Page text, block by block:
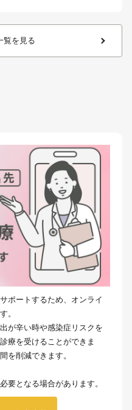
覧を見る
ポートするため、オンライ
。
が辛い時や感染症リスクを
療を受けることができま
を削減できます。
要となる場合があります。